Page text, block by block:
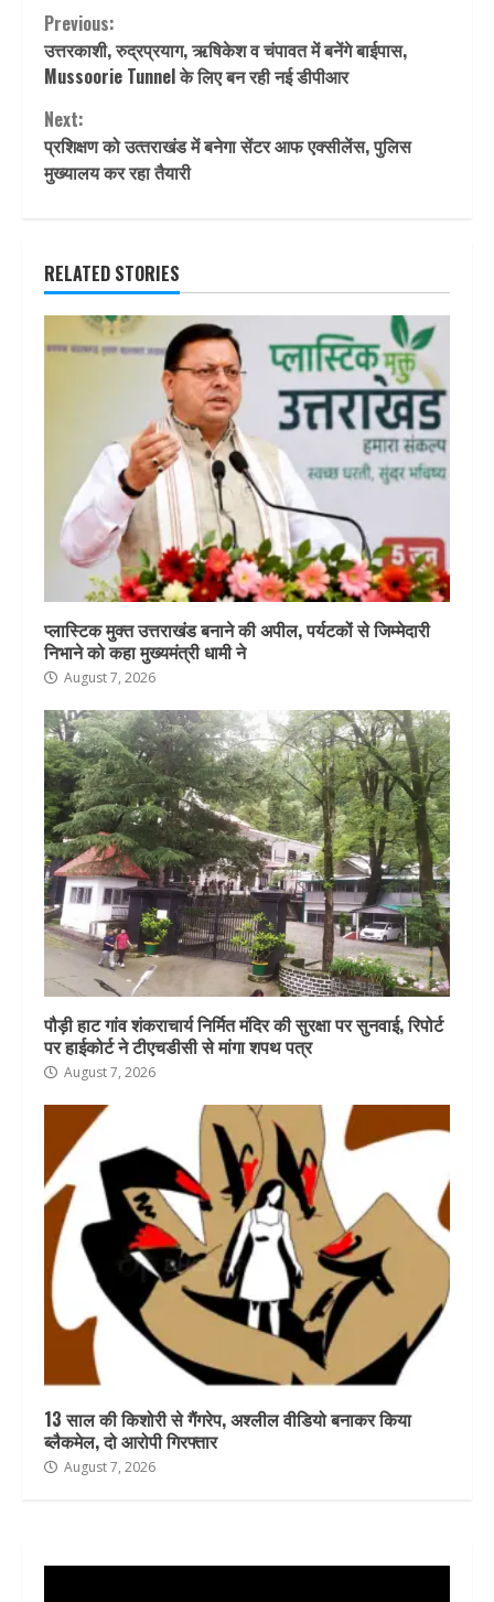
Continue
Reading
Previous:
उत्तरकाशी, रुद्रप्रयाग, ऋषिकेश व चंपावत में बनेंगे बाईपास,
Mussoorie Tunnel के लिए बन रही नई डीपीआर
Next:
प्रशिक्षण को उत्‍तराखंड में बनेगा सेंटर आफ एक्सीलेंस, पुलिस
मुख्यालय कर रहा तैयारी
RELATED STORIES
प्लास्टिक मुक्त उत्तराखंड बनाने की अपील, पर्यटकों से जिम्मेदारी
निभाने को कहा मुख्यमंत्री धामी ने
August 7, 2026
पौड़ी हाट गांव शंकराचार्य निर्मित मंदिर की सुरक्षा पर सुनवाई, रिपोर्ट
पर हाईकोर्ट ने टीएचडीसी से मांगा शपथ पत्र
August 7, 2026
13 साल की किशोरी से गैंगरेप, अश्लील वीडियो बनाकर किया
ब्लैकमेल, दो आरोपी गिरफ्तार
August 7, 2026